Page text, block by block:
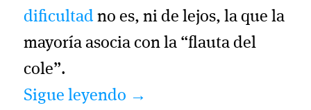
dificultad no es, ni de lejos, la que la
mayoría asocia con la “flauta del
cole”.
Sigue leyendo →